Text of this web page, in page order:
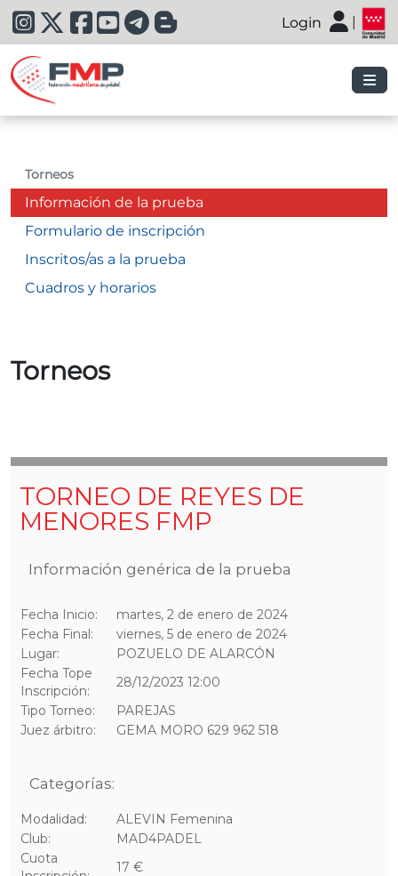
|
Login |
Torneos
Información de la prueba
Formulario de inscripción
Inscritos/as a la prueba
Cuadros y horarios
Torneos